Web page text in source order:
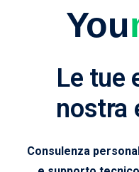
You
Le tue
nostra
Consulenza